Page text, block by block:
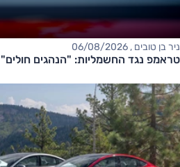
ניר בן טובים , 06/08/2026
טראמפ נגד החשמליות: "הנהגים חולים"